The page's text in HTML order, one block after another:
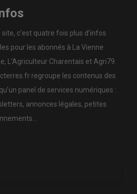
c’est quatre fois plus d’infos
pour les abonnés à La Vienne
L’Agriculteur Charentais et Agri79.
regroupe les contenus des
panel de services numériques :
annonces légales, petites